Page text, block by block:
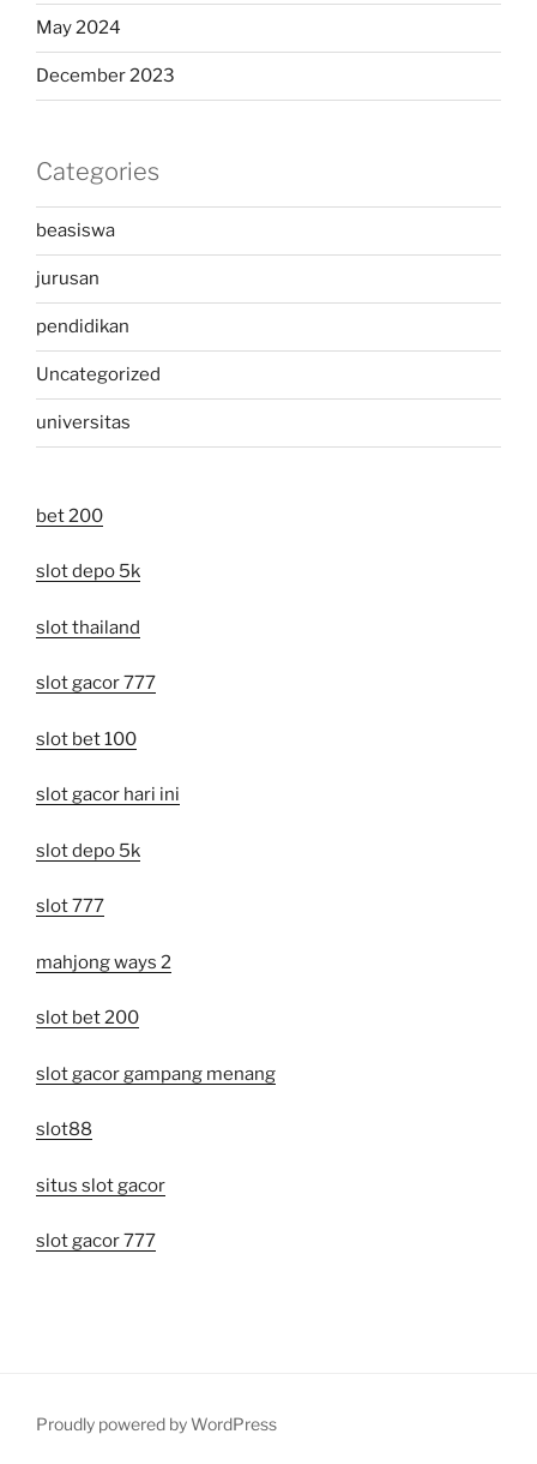
May 2024
December 2023
Categories
beasiswa
jurusan
pendidikan
Uncategorized
universitas
bet 200
slot depo 5k
slot thailand
slot gacor 777
slot bet 100
slot gacor hari ini
slot depo 5k
slot 777
mahjong ways 2
slot bet 200
slot gacor gampang menang
slot88
situs slot gacor
slot gacor 777
Proudly powered by WordPress